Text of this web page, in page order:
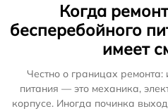
Когда
бесперебойного
имеет
Честно о границах ремонта:
питания — это механика,
корпусе. Иногда починка